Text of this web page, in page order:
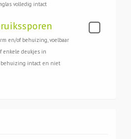
volledig intact
en/of behuizing, voelbaar
enkele deukjes in
behuizing intact en niet